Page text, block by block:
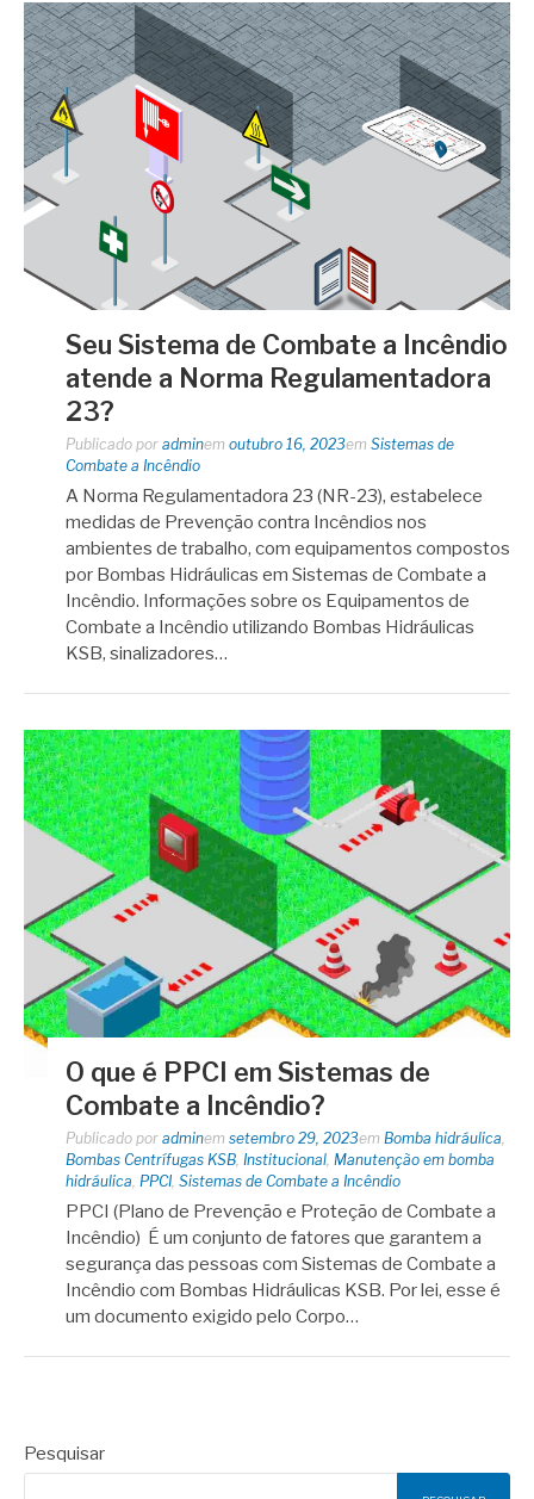
Seu Sistema de Combate a Incêndio
atende a Norma Regulamentadora
23?
Publicado por adminem outubro 16, 2023em Sistemas de
Combate a Incêndio
A Norma Regulamentadora 23 (NR-23), estabelece
medidas de Prevenção contra Incêndios nos
ambientes de trabalho, com equipamentos compostos
por Bombas Hidráulicas em Sistemas de Combate a
Incêndio. Informações sobre os Equipamentos de
Combate a Incêndio utilizando Bombas Hidráulicas
KSB, sinalizadores…
O que é PPCI em Sistemas de
Combate a Incêndio?
Publicado por adminem setembro 29, 2023em Bomba hidráulica
Bombas Centrífugas KSB Institucional Manutenção em bomba
hidráulica PPCI Sistemas de Combate a Incêndio
PPCI (Plano de Prevenção e Proteção de Combate a
Incêndio) É um conjunto de fatores que garantem a
segurança das pessoas com Sistemas de Combate a
Incêndio com Bombas Hidráulicas KSB. Por lei, esse é
um documento exigido pelo Corpo…
Pesquisar